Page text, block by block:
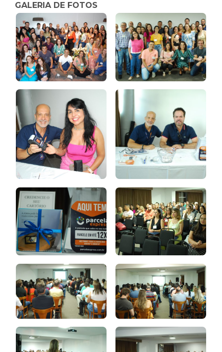
GALERIA DE FOTOS